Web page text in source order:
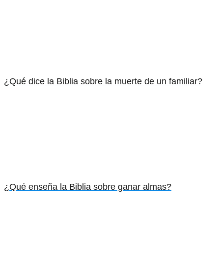
¿Qué dice la Biblia sobre la muerte de un familiar?
¿Qué enseña la Biblia sobre ganar almas?